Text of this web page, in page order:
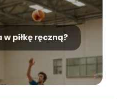
piłkę ręczną?